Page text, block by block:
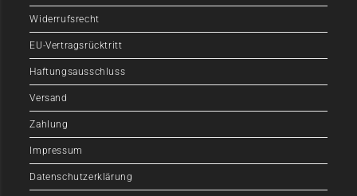
Widerrufsrecht
EU-Vertragsrücktritt
Haftungsausschluss
Versand
Zahlung
Impressum
Datenschutzerklärung